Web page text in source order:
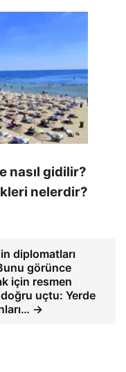
nasıl gidilir?
nelerdir?
diplomatları
görünce
için resmen
uçtu: Yerde
→